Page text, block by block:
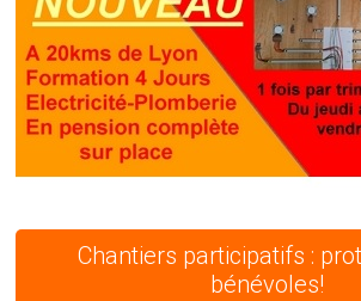
Chantiers participatifs :
bénévoles!